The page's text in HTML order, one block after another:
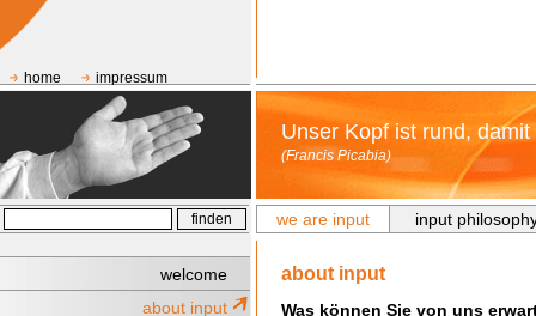
Unser Kopf ist rund,
(Francis Picabia)
home impressum
we are input input
welcome
about input
about input
Was können Sie von uns